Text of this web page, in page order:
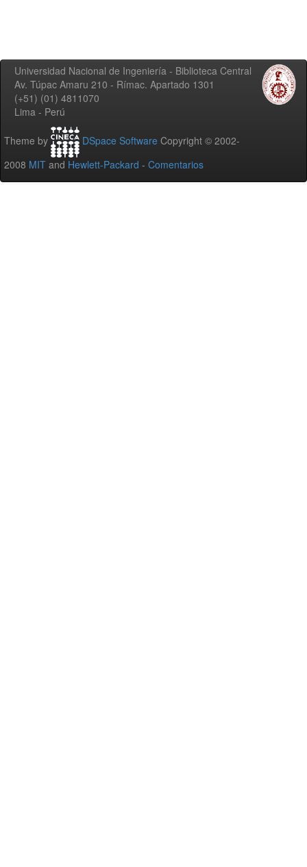
Universidad Nacional de Ingeniería - Biblioteca Central
Av. Túpac Amaru 210 - Rímac. Apartado 1301
(+51) (01) 4811070
Lima - Perú
Theme by DSpace Software Copyright © 2002-
2008 MIT and Hewlett-Packard - Comentarios